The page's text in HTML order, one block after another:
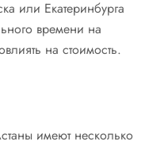
или Екатеринбурга
времени на
на стоимость.
имеют несколько